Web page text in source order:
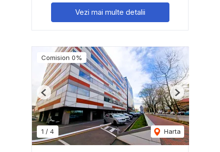
Vezi mai multe detalii
Comision 0%
1 / 4 Harta
Previous Next